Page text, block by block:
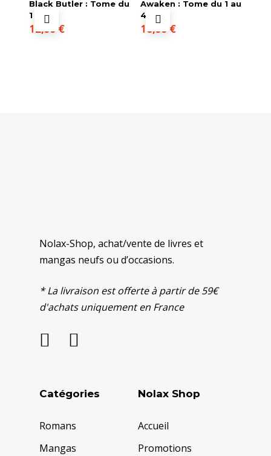
Black Butler : Tome du
1 au 4
12,00 €
Awaken : Tome du 1 au
4
16,00 €
Nolax-Shop, achat/vente de livres et
mangas neufs ou d’occasions.
* La livraison est offerte à partir de 59€
d'achats uniquement en France
Catégories
Romans
Mangas
Nolax Shop
Accueil
Promotions